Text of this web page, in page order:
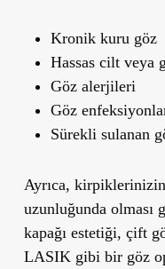
Kronik kuru göz
Hassas cilt veya
Göz alerjileri
Göz
Sürekli sulanan
Ayrıca, kirpiklerinizin
uzunluğunda olması
kapağı estetiği, çift
LASIK gibi bir göz